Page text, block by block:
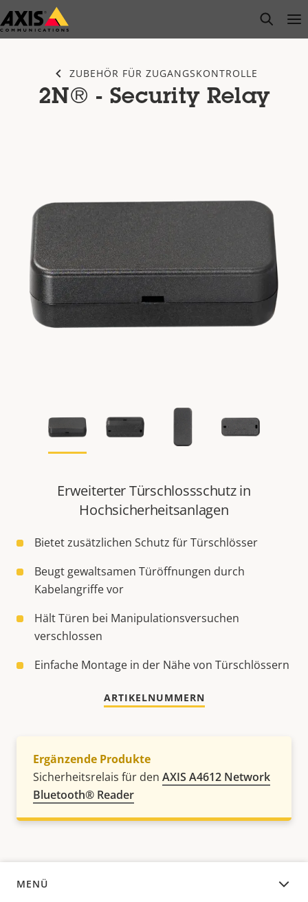
Zum
Hauptinhalt
open
ZUBEHÖR FÜR ZUGANGSKONTROLLE
2N® - Security Relay
Erweiterter Türschlossschutz in
Hochsicherheitsanlagen
Bietet zusätzlichen Schutz für Türschlösser
Beugt gewaltsamen Türöffnungen durch
Kabelangriffe vor
Hält Türen bei Manipulationsversuchen
verschlossen
Einfache Montage in der Nähe von Türschlössern
ARTIKELNUMMERN
Ergänzende Produkte
Sicherheitsrelais für den AXIS A4612 Network
Bluetooth® Reader
MENÜ
ÜBERSICHT